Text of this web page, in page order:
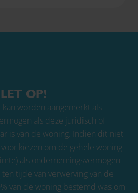
LET OP!
worden aangemerkt als
als deze juridisch of
is van de woning. Indien dit niet
kiezen om de gehele woning
als ondernemingsvermogen
tijde van verwerving van de
van de woning bestemd was om